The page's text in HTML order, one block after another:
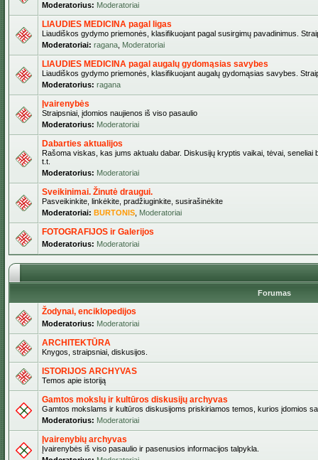
Moderatorius: Moderatoriai
LIAUDIES MEDICINA pagal ligas
Liaudiškos gydymo priemonės, klasifikuojant pagal susirgimų pavadinimus.
Moderatoriai: ragana Moderatoriai
LIAUDIES MEDICINA pagal augalų gydomąsias savybes
Liaudiškos gydymo priemonės, klasifikuojant augalų gydomąsias savybes.
Moderatorius: ragana
Įvairenybės
Straipsniai, įdomios naujienos iš viso pasaulio
Moderatorius: Moderatoriai
Dabarties aktualijos
Rašoma viskas, kas jums aktualu dabar. Diskusijų kryptis vaikai, tėvai, seneliai
t.t.
Moderatorius: Moderatoriai
Sveikinimai. Žinutė draugui.
Pasveikinkite, linkėkite, pradžiuginkite, susirašinėkite
Moderatoriai: BURTONIS Moderatoriai
FOTOGRAFIJOS ir Galerijos
Moderatorius: Moderatoriai
Forumas
Žodynai, enciklopedijos
Moderatorius: Moderatoriai
ARCHITEKTŪRA
Knygos, straipsniai, diskusijos.
ISTORIJOS ARCHYVAS
Temos apie istoriją
Gamtos mokslų ir kultūros diskusijų archyvas
Gamtos mokslams ir kultūros diskusijoms priskiriamos temos, kurios įdomios
Moderatorius: Moderatoriai
Įvairenybių archyvas
Įvairenybės iš viso pasaulio ir pasenusios informacijos talpykla.